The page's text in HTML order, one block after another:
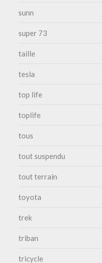
sunn
super 73
taille
tesla
top life
toplife
tous
tout suspendu
tout terrain
toyota
trek
triban
tricycle